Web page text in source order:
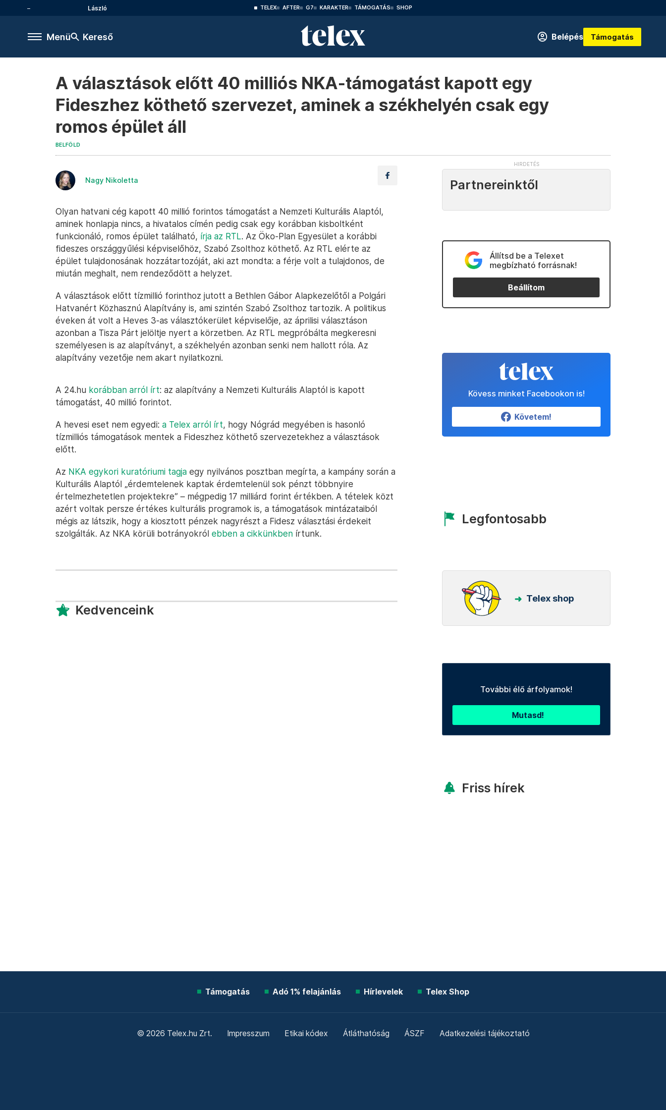
László TELEX AFTER G7 KARAKTER TÁMOGATÁS SHOP
Menü Kereső Belépés Támogatás
A választások előtt 40 milliós NKA-támogatást kapott egy
Fideszhez köthető szervezet, aminek a székhelyén csak egy
romos épület áll
BELFÖLD
Nagy Nikoletta
Olyan hatvani cég kapott 40 millió forintos támogatást a Nemzeti Kulturális Alaptól,
aminek honlapja nincs, a hivatalos címén pedig csak egy korábban kisboltként
funkcionáló, romos épület található, írja az RTL. Az Öko-Plan Egyesület a korábbi
fideszes országgyűlési képviselőhöz, Szabó Zsolthoz köthető. Az RTL elérte az
épület tulajdonosának hozzátartozóját, aki azt mondta: a férje volt a tulajdonos, de
miután meghalt, nem rendeződött a helyzet.
A választások előtt tízmillió forinthoz jutott a Bethlen Gábor Alapkezelőtől a Polgári
Hatvanért Közhasznú Alapítvány is, ami szintén Szabó Zsolthoz tartozik. A politikus
éveken át volt a Heves 3-as választókerület képviselője, az áprilisi választáson
azonban a Tisza Párt jelöltje nyert a körzetben. Az RTL megpróbálta megkeresni
személyesen is az alapítványt, a székhelyén azonban senki nem hallott róla. Az
alapítvány vezetője nem akart nyilatkozni.
A 24.hu korábban arról írt: az alapítvány a Nemzeti Kulturális Alaptól is kapott
támogatást, 40 millió forintot.
A hevesi eset nem egyedi: a Telex arról írt, hogy Nógrád megyében is hasonló
tízmilliós támogatások mentek a Fideszhez köthető szervezetekhez a választások
előtt.
Az NKA egykori kuratóriumi tagja egy nyilvános posztban megírta, a kampány során a
Kulturális Alaptól „érdemtelenek kaptak érdemtelenül sok pénzt többnyire
értelmezhetetlen projektekre” – mégpedig 17 milliárd forint értékben. A tételek közt
azért voltak persze értékes kulturális programok is, a támogatások mintázataiból
mégis az látszik, hogy a kiosztott pénzek nagyrészt a Fidesz választási érdekeit
szolgálták. Az NKA körüli botrányokról ebben a cikkünkben írtunk.
Kedvenceink
Partnereinktől
Állítsd be a Telexet
megbízható forrásnak!
Beállítom
Kövess minket Facebookon is!
Követem!
Legfontosabb
Telex shop
További élő árfolyamok!
Mutasd!
Friss hírek
Támogatás Adó 1% felajánlás Hírlevelek Telex Shop
© 2026 Telex.hu Zrt. Impresszum Etikai kódex Átláthatóság ÁSZF Adatkezelési tájékoztató